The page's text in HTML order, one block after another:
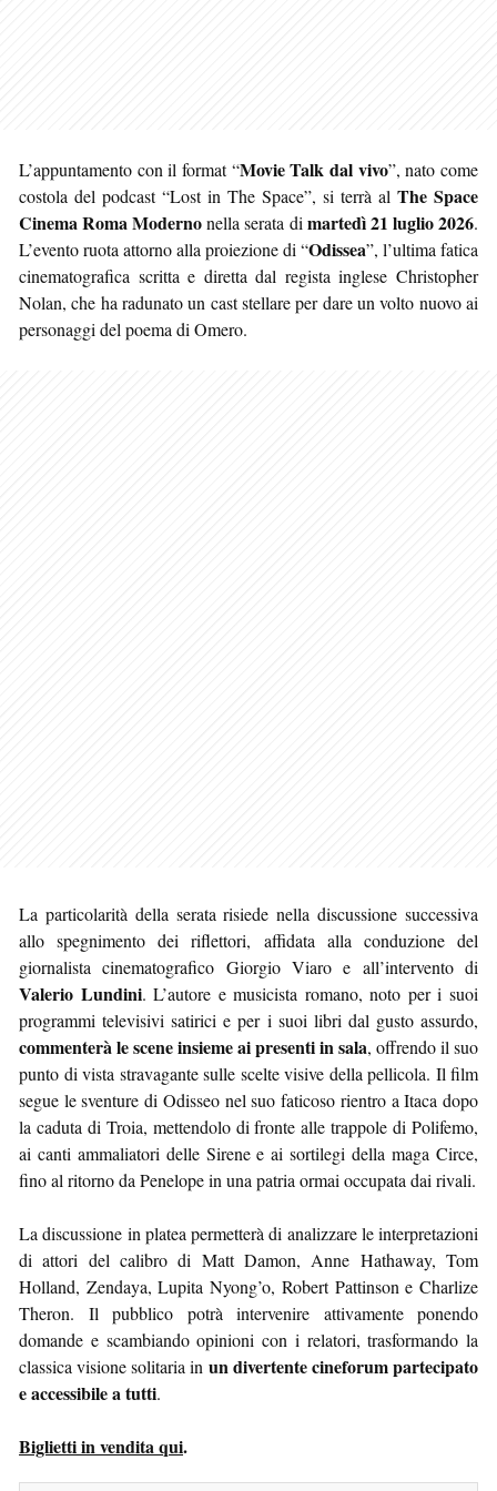
L’appuntamento con il format “Movie Talk dal vivo”, nato come
costola del podcast “Lost in The Space”, si terrà al The Space
Cinema Roma Modernonella serata di martedì 21 luglio 2026.
L’evento ruota attorno alla proiezione di “Odissea”, l’ultima fatica
cinematografica scritta e diretta dal regista inglese Christopher
Nolan, che ha radunato un cast stellare per dare un volto nuovo ai
personaggi del poema di Omero.
La particolarità della serata risiede nella discussione successiva
allo spegnimento dei riflettori, affidata alla conduzione del
giornalista cinematografico Giorgio Viaro e all’intervento di
Valerio Lundini. L’autore e musicista romano, noto per i suoi
programmi televisivi satirici e per i suoi libri dal gusto assurdo,
commenterà le scene insieme ai presenti in sala, offrendo il suo
punto di vista stravagante sulle scelte visive della pellicola. Il film
segue le sventure di Odisseo nel suo faticoso rientro a Itaca dopo
la caduta di Troia, mettendolo di fronte alle trappole di Polifemo,
ai canti ammaliatori delle Sirene e ai sortilegi della maga Circe,
fino al ritorno da Penelope in una patria ormai occupata dai rivali.
La discussione in platea permetterà di analizzare le interpretazioni
di attori del calibro di Matt Damon, Anne Hathaway, Tom
Holland, Zendaya, Lupita Nyong’o, Robert Pattinson e Charlize
Theron. Il pubblico potrà intervenire attivamente ponendo
domande e scambiando opinioni con i relatori, trasformando la
classica visione solitaria in un divertente cineforum partecipato
e accessibile a tutti.
Biglietti in vendita qui.